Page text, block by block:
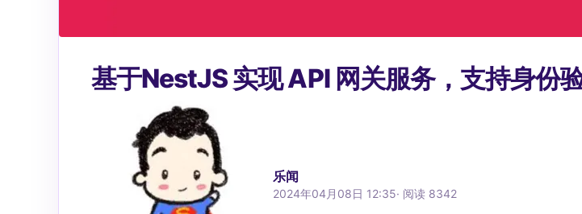
基于NestJS 实现 API 网关服务，支持身份
乐闻
2024年04月08日 12:35· 阅读 8342